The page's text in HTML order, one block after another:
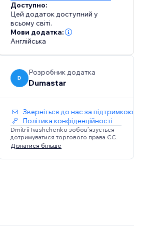
Доступно:
Цей додаток доступний у
всьому світі.
Мови додатка:
Англійська
D
Розробник додатка
Dumastar
Зверніться до нас за підтримкою
Політика конфіденційності
Dmitrii Ivashchenko зобов’язується
дотримуватися торгового права ЄС.
Дізнатися більше